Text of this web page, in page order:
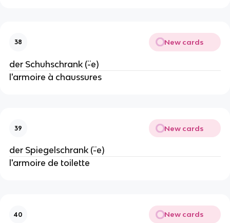
38 New cards
der Schuhschrank (¨-e)
l'armoire à chaussures
39 New cards
der Spiegelschrank (¨-e)
l'armoire de toilette
40 New cards